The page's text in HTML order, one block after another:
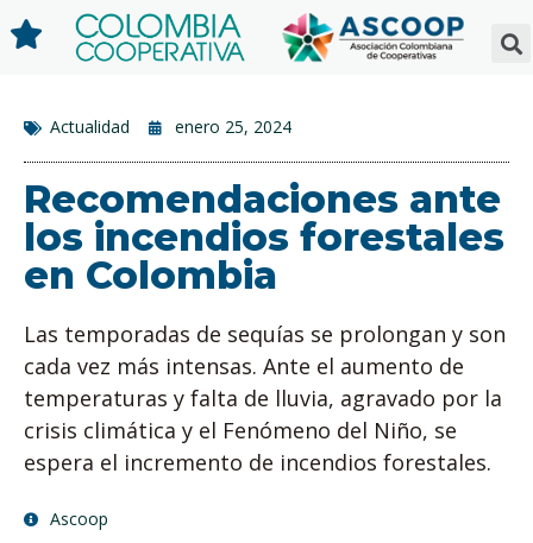
Actualidad enero 25, 2024
Recomendaciones ante
los incendios forestales
en Colombia
Las temporadas de sequías se prolongan y son
cada vez más intensas. Ante el aumento de
temperaturas y falta de lluvia, agravado por la
crisis climática y el Fenómeno del Niño, se
espera el incremento de incendios forestales.
Ascoop